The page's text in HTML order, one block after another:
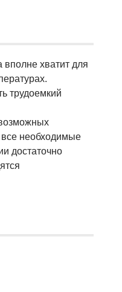
хватит для
трудоемкий
все необходимые
достаточно